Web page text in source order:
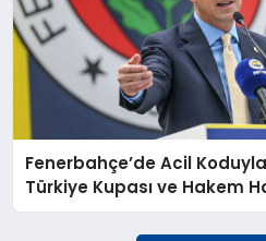
GÜNCEL
SPOR
YAŞAM
Fenerbahçe’de Acil
Türkiye Kupası ve Hakem